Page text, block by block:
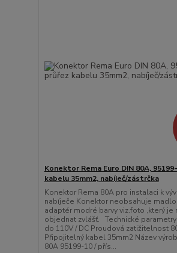
Konektor Rema Euro DIN 80A,
kabelu 35mm2, nabíječ/zástrčka
Konektor Rema 80A pro instalaci k
nabíječe Konektor neobsahuje madlo
adaptér modré barvy viz.foto ,který je
objednat zvlášť. Technické
do 110V / DC Proudová zatižitelnost
Připojitelný kabel 35mm2 Název
80A 95199-10 / přís...